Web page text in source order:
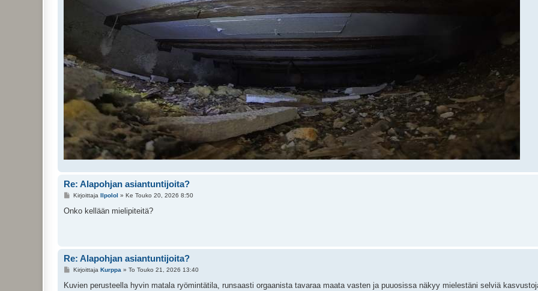
Re: Alapohjan asiantuntijoita?
V
e
Kirjoittaja Ilpolol » Ke Touko 20, 2026 8:50
Onko kellään mielipiteitä?
Re: Alapohjan asiantuntijoita?
V
e
Kirjoittaja Kurppa » To Touko 21, 2026 13:40
Kuvien perusteella hyvin matala ryömintätila, runsaasti orgaanista tavaraa maata vasten ja puuosissa näkyy mielestäni selviä